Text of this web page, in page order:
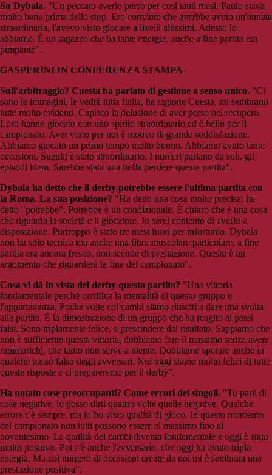
Su Dybala. "Un peccato averlo perso per così tanti mesi. Paulo stava
molto bene prima dello stop. Ero convinto che avrebbe avuto un'annata
straordinaria, l'avevo visto giocare a livelli altissimi. Adesso lo
abbiamo. È un ragazzo che ha tante energie, anche a fine partita era
pimpante".
GASPERINI IN CONFERENZA STAMPA
Sull'arbitraggio? Cuesta ha parlato di gestione a senso unico. "Ci
sono le immagini, le vedrà tutta Italia, ha ragione Cuesta, mi sembrano
tutte molto evidenti. Capisco la delusione di aver perso nel recupero.
Loro hanno giocato con uno spirito straordinario ed è bello per il
campionato. Aver vinto per noi è motivo di grande soddisfazione.
Abbiamo giocato un primo tempo molto buono. Abbiamo avuto tante
occasioni, Suzuki è stato straordinario. I numeri parlano da soli, gli
episodi idem. Sarebbe stata una beffa perdere questa partita".
Dybala ha detto che il derby potrebbe essere l'ultima partita con
la Roma. La sua posizione? "Ha detto una cosa molto precisa: ha
detto "potrebbe". Potrebbe è un condizionale. È chiaro che è una cosa
che riguarda la società e il giocatore. Io sarei contento di averlo a
disposizione. Purtroppo è stato tre mesi fuori per infortunio. Dybala
non ha solo tecnica ma anche una fibra muscolare particolare, a fine
partita era ancora fresco, non scende di prestazione. Questo è un
argomento che riguarderà la fine del campionato".
Cosa vi dà in vista del derby questa partita? "Una vittoria
fondamentale perché certifica la mentalità di questo gruppo e
l'appartenenza. Poche volte coi cambi siamo riusciti a dare una svolta
alla partita. È la dimostrazione di un gruppo che ha reagito ai passi
falsi. Sono triplamente felice, a prescindere dal risultato. Sappiamo che
non è sufficiente questa vittoria, dobbiamo fare il massimo senza avere
rammarichi, che tanto non serve a niente. Dobbiamo sperare anche in
qualche passo falso degli avversari. Noi oggi siamo molto felici di tutte
queste risposte e ci prepareremo per il derby".
Ha notato cose preoccupanti? Come errori dei singoli. "Tu parli di
cose negative, io posso dirti quattro volte quelle negative. Qualche
errore c'è sempre, ma io ho visto qualità di gioco. In questo momento
del campionato non tutti possono essere al massimo fino al
novantesimo. La qualità dei cambi diventa fondamentale e oggi è stato
molto positivo. Poi c'è anche l'avversario, che oggi ha avuto tripla
energia. Ma col numero di occasioni create da noi mi è sembrata una
prestazione positiva".